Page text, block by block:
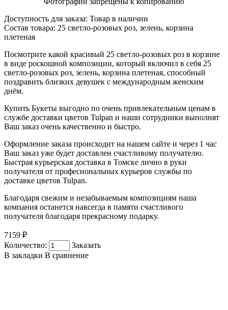
Доступность для заказа: Товар в наличии
Состав товара: 25 светло-розовых роз, зелень, корзина
плетеная
Посмотрите какой красивый 25 светло-розовых роз в корзине
в виде роскошной композиции, который включил в себя 25
светло-розовых роз, зелень, корзина плетеная, способный
поздравить близких девушек с международным женским
днём.
Купить Букеты выгодно по очень привлекательным ценам в
службе доставки цветов Tulpan и наши сотрудники выполнят
Ваш заказ очень качественно и быстро.
Оформление заказа происходит на нашем сайте и через 1 час
Ваш заказ уже будет доставлен счастливому получателю.
Быстрая курьерская доставка в Томске лично в руки
получателя от професиональных курьеров службы по
доставке цветов Tulpan.
Благодаря свежим и незабываемым композициям наша
компания останется навсегда в памяти счастливого
получателя благодаря прекрасному подарку.
7159 ₽
Количество:
Заказать
В закладки В сравнение